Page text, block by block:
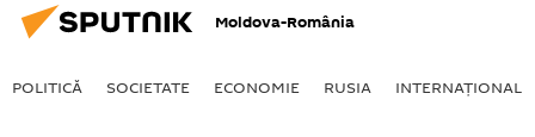
Moldova-România
POLITICĂ SOCIETATE ECONOMIE RUSIA INTERNAŢIONAL